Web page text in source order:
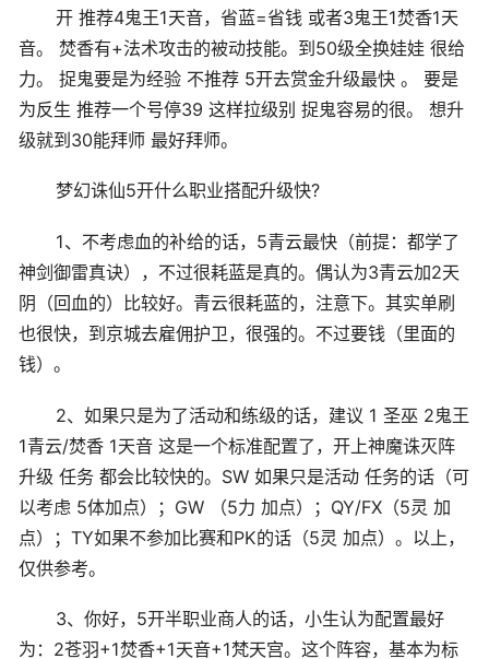
开 推荐4鬼王1天音，省蓝=省钱 或者3鬼王1焚香1天
音。 焚香有+法术攻击的被动技能。到50级全换娃娃 很给
力。 捉鬼要是为经验 不推荐 5开去赏金升级最快 。 要是
为反生 推荐一个号停39 这样拉级别 捉鬼容易的很。 想升
级就到30能拜师 最好拜师。
梦幻诛仙5开什么职业搭配升级快?
1、不考虑血的补给的话，5青云最快（前提：都学了
神剑御雷真诀），不过很耗蓝是真的。偶认为3青云加2天
阴（回血的）比较好。青云很耗蓝的，注意下。其实单刷
也很快，到京城去雇佣护卫，很强的。不过要钱（里面的
钱）。
2、如果只是为了活动和练级的话，建议 1 圣巫 2鬼王
1青云/焚香 1天音 这是一个标准配置了，开上神魔诛灭阵
升级 任务 都会比较快的。SW 如果只是活动 任务的话（可
以考虑 5体加点）；GW （5力 加点）；QY/FX（5灵 加
点）；TY如果不参加比赛和PK的话（5灵 加点）。以上，
仅供参考。
3、你好，5开半职业商人的话，小生认为配置最好
为：2苍羽+1焚香+1天音+1梵天宫。这个阵容，基本为标